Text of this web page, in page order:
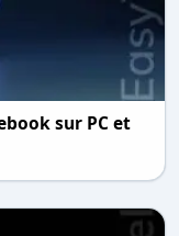
sur PC et